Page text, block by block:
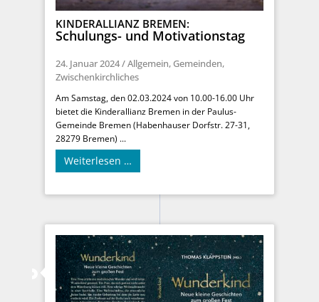
KINDERALLIANZ BREMEN:
Schulungs- und Motivationstag
24. Januar 2024/Allgemein, Gemeinden,
Zwischenkirchliches
Am Samstag, den 02.03.2024 von 10.00-16.00 Uhr
bietet die Kinderallianz Bremen in der Paulus-
Gemeinde Bremen (Habenhauser Dorfstr. 27-31,
28279 Bremen) ...
Weiterlesen …